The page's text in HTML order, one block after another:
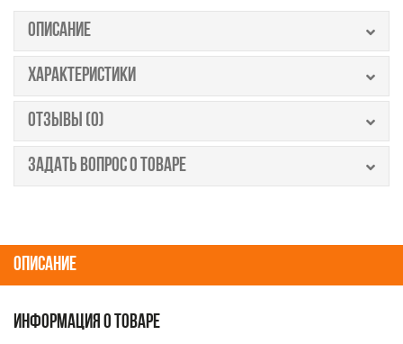
ОПИСАНИЕ
ХАРАКТЕРИСТИКИ
ОТЗЫВЫ (0)
ЗАДАТЬ ВОПРОС О ТОВАРЕ
ОПИСАНИЕ
ИНФОРМАЦИЯ О ТОВАРЕ